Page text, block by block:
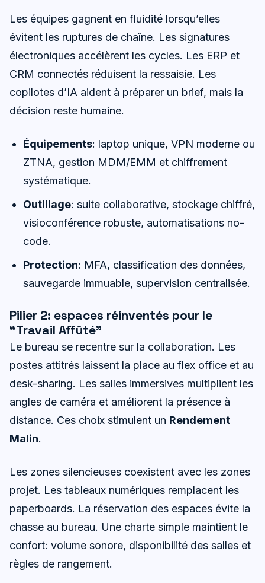
Les équipes gagnent en fluidité lorsqu’elles
évitent les ruptures de chaîne. Les signatures
électroniques accélèrent les cycles. Les ERP et
CRM connectés réduisent la ressaisie. Les
copilotes d’IA aident à préparer un brief, mais la
décision reste humaine.
Équipements: laptop unique, VPN moderne ou
ZTNA, gestion MDM/EMM et chiffrement
systématique.
Outillage: suite collaborative, stockage chiffré,
visioconférence robuste, automatisations no-
code.
Protection: MFA, classification des données,
sauvegarde immuable, supervision centralisée.
Pilier 2: espaces réinventés pour le
“Travail Affûté”
Le bureau se recentre sur la collaboration. Les
postes attitrés laissent la place au flex office et au
desk-sharing. Les salles immersives multiplient les
angles de caméra et améliorent la présence à
distance. Ces choix stimulent un Rendement
Malin.
Les zones silencieuses coexistent avec les zones
projet. Les tableaux numériques remplacent les
paperboards. La réservation des espaces évite la
chasse au bureau. Une charte simple maintient le
confort: volume sonore, disponibilité des salles et
règles de rangement.